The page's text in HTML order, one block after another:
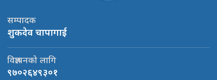
सम्पादक
शुकदेव चापागाई
विज्ञापनको लागि
९७०२६४९३०१